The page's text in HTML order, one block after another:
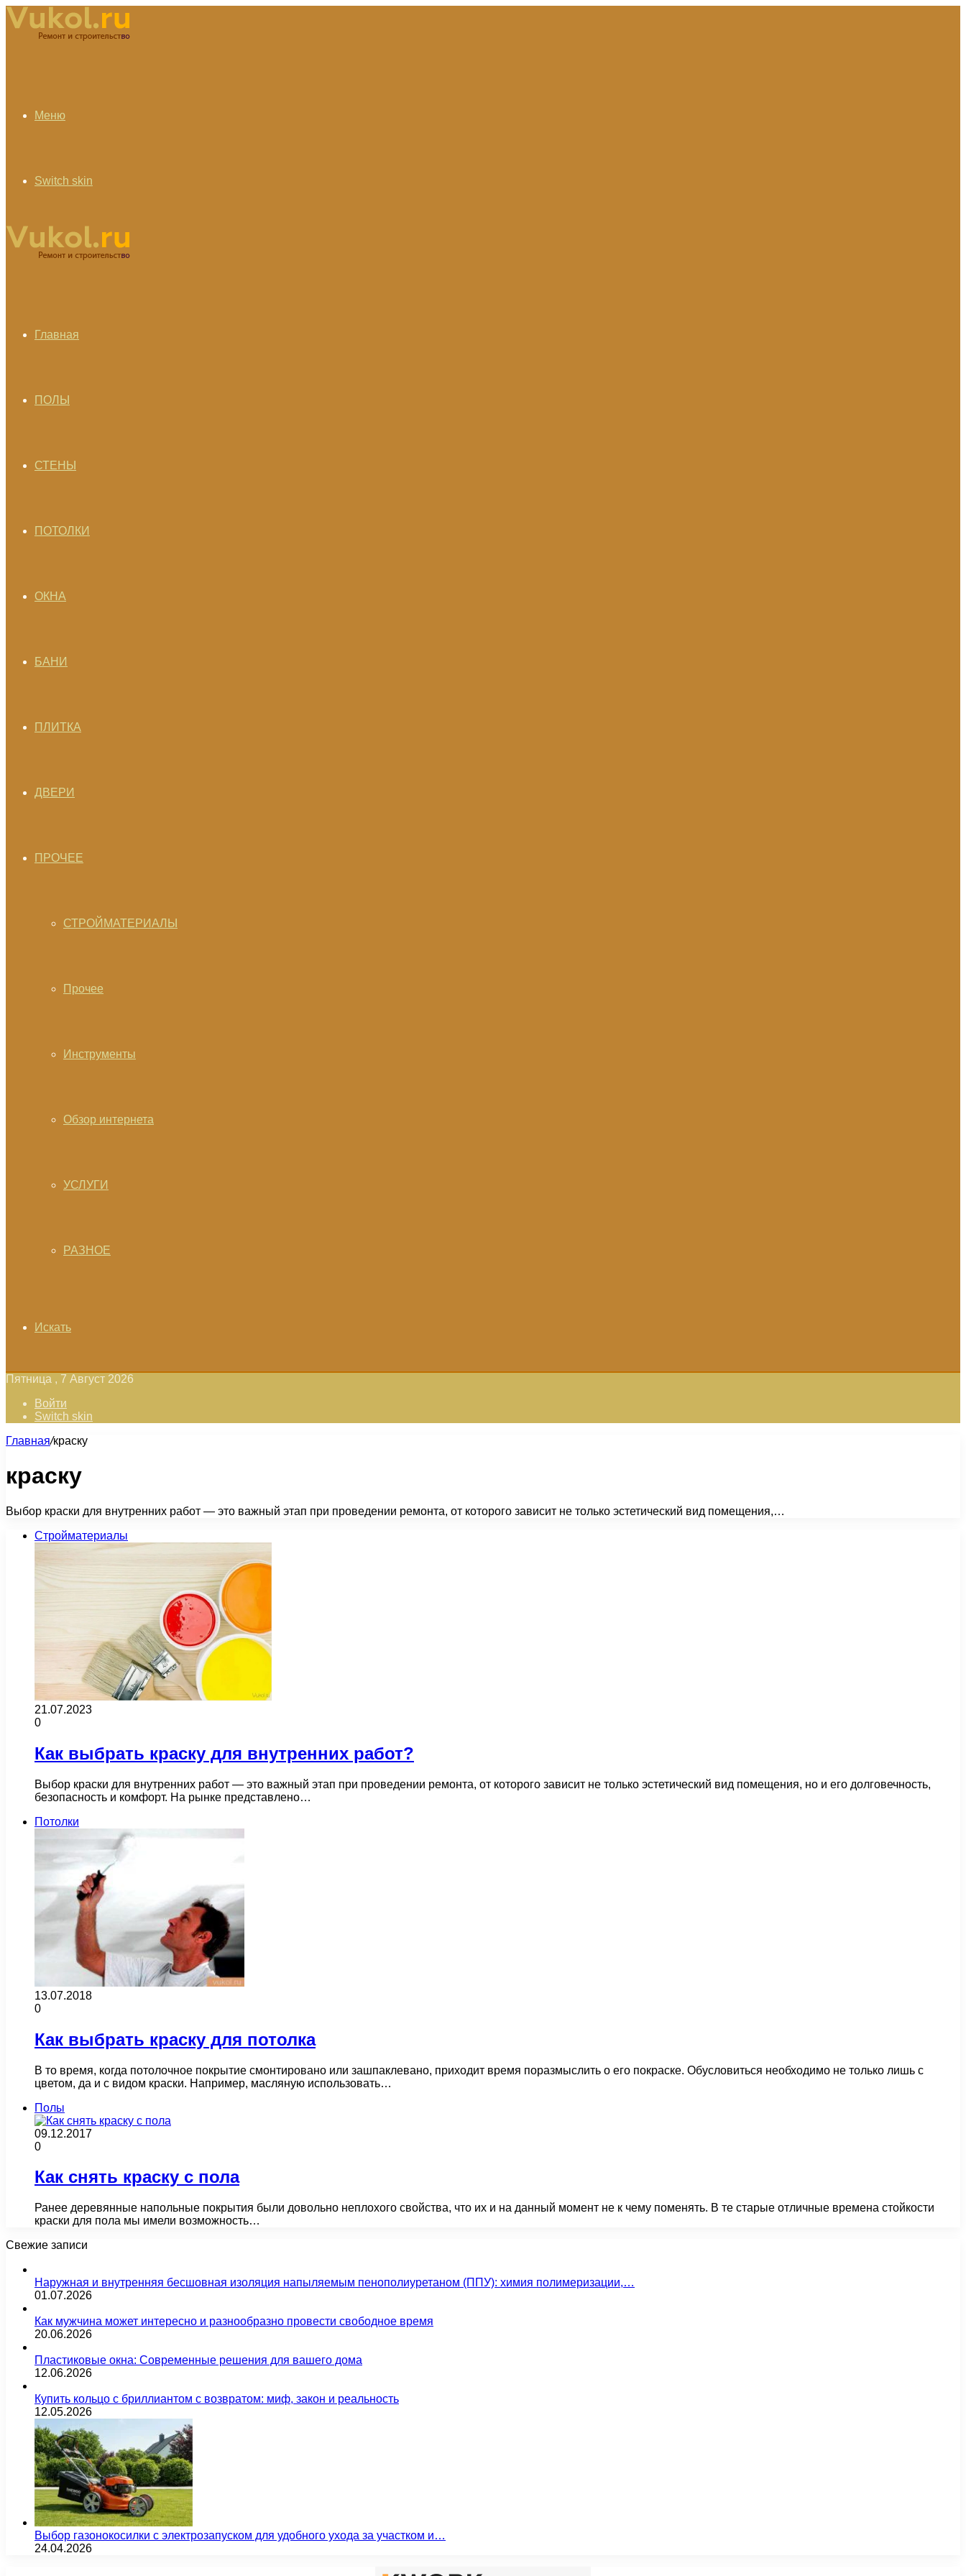
Меню
Switch skin
Главная
ПОЛЫ
СТЕНЫ
ПОТОЛКИ
ОКНА
БАНИ
ПЛИТКА
ДВЕРИ
ПРОЧЕЕ
СТРОЙМАТЕРИАЛЫ
Прочее
Инструменты
Обзор интернета
УСЛУГИ
РАЗНОЕ
Искать
Пятница , 7 Август 2026
Войти
Switch skin
Главная/краску
краску
Выбор краски для внутренних работ — это важный этап при проведении ремонта, от которого зависит не только эстетический вид помещения,…
Стройматериалы
21.07.2023
0
Как выбрать краску для внутренних работ?
Выбор краски для внутренних работ — это важный этап при проведении ремонта, от которого зависит не только эстетический вид помещения, но и его долговечность,
безопасность и комфорт. На рынке представлено…
Потолки
13.07.2018
0
Как выбрать краску для потолка
В то время, когда потолочное покрытие смонтировано или зашпаклевано, приходит время поразмыслить о его покраске. Обусловиться необходимо не только лишь с
цветом, да и с видом краски. Например, масляную использовать…
Полы
09.12.2017
0
Как снять краску с пола
Ранее деревянные напольные покрытия были довольно неплохого свойства, что их и на данный момент не к чему поменять. В те старые отличные времена стойкости
краски для пола мы имели возможность…
Свежие записи
Наружная и внутренняя бесшовная изоляция напыляемым пенополиуретаном (ППУ): химия полимеризации,…
01.07.2026
Как мужчина может интересно и разнообразно провести свободное время
20.06.2026
Пластиковые окна: Современные решения для вашего дома
12.06.2026
Купить кольцо с бриллиантом с возвратом: миф, закон и реальность
12.05.2026
Выбор газонокосилки с электрозапуском для удобного ухода за участком и…
24.04.2026